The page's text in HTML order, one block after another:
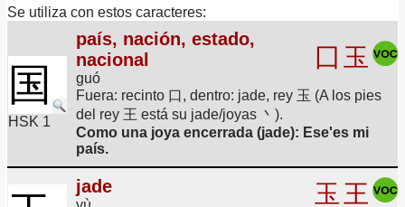
Se utiliza con estos caracteres:
国
HSK 1
país, nación, estado,
nacional
guó
囗 玉
Fuera: recinto 口, dentro: jade, rey 玉 (A los pies
del rey 王 está su jade/joyas 丶).
Como una joya encerrada (jade): Ese'es mi
país.
jade 玉 王